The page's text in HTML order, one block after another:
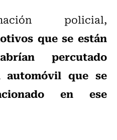
policial,
que se están
percutado
automóvil que se
en ese